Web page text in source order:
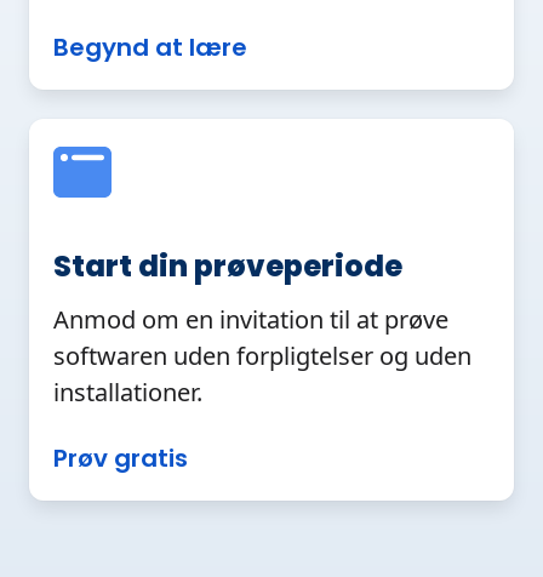
Begynd at lære
Start din prøveperiode
Anmod om en invitation til at prøve
softwaren uden forpligtelser og uden
installationer.
Prøv gratis